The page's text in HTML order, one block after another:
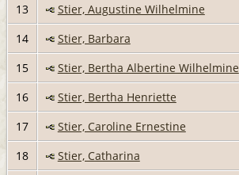
13
Stier, Augustine Wilhelmine
14
Stier, Barbara
15
Stier, Bertha Albertine Wilhelmine
16
Stier, Bertha Henriette
17
Stier, Caroline Ernestine
18
Stier, Catharina